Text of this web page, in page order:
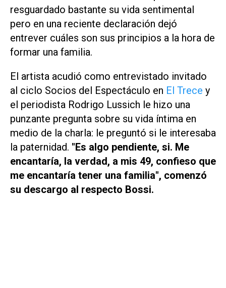
resguardado bastante su vida sentimental
pero en una reciente declaración dejó
entrever cuáles son sus principios a la hora de
formar una familia.
El artista acudió como entrevistado invitado
al ciclo Socios del Espectáculo en El Trece y
el periodista Rodrigo Lussich le hizo una
punzante pregunta sobre su vida íntima en
medio de la charla: le preguntó si le interesaba
la paternidad. "Es algo pendiente, si. Me
encantaría, la verdad, a mis 49, confieso que
me encantaría tener una familia", comenzó
su descargo al respecto Bossi.